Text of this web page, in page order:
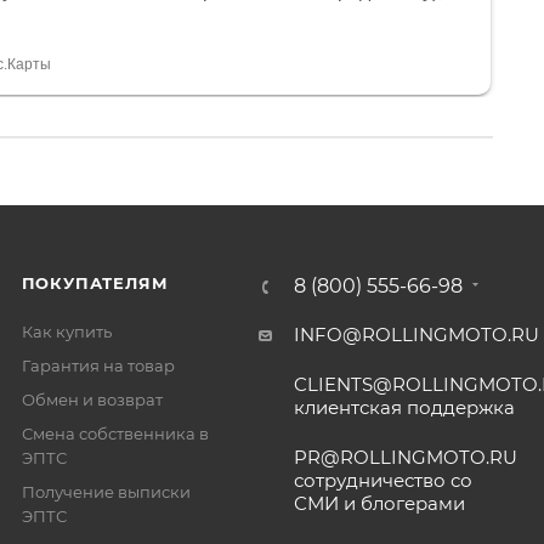
всегда на связи, очень детально всё
ПОКУПАТЕЛЯМ
Как купить
Гарантия на товар
Обмен и возврат
Смена собственника в
ЭПТС
Получение выписки
ЭПТС
8 (800) 555-66-98
INFO@ROLLINGMOTO.RU
клиентская поддержка
PR@ROLLINGMOTO.RU
сотрудничество со
СМИ и блогерами